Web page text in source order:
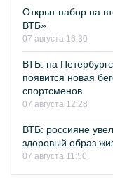
Открыт набор на
ВТБ»
07 августа 16:30
ВТБ: на
появится новая
спортсменов
07 августа 12:28
ВТБ: россияне
здоровый образ
07 августа 11:50